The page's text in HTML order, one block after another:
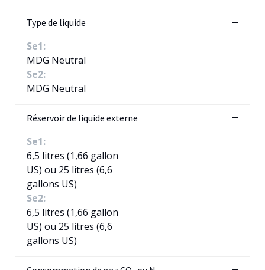
Type de liquide
Se1:
MDG Neutral
Se2:
MDG Neutral
Réservoir de liquide externe
Se1:
6,5 litres (1,66 gallon
US) ou 25 litres (6,6
gallons US)
Se2:
6,5 litres (1,66 gallon
US) ou 25 litres (6,6
gallons US)